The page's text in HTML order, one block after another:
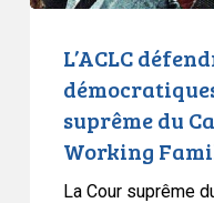
Working
Families
L’ACLC
suprême du
Working
La Cour suprême